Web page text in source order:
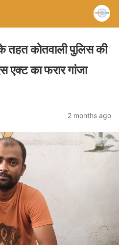
कोतवाली पुलिस की
एक्ट का फरार गांजा
2 months ago